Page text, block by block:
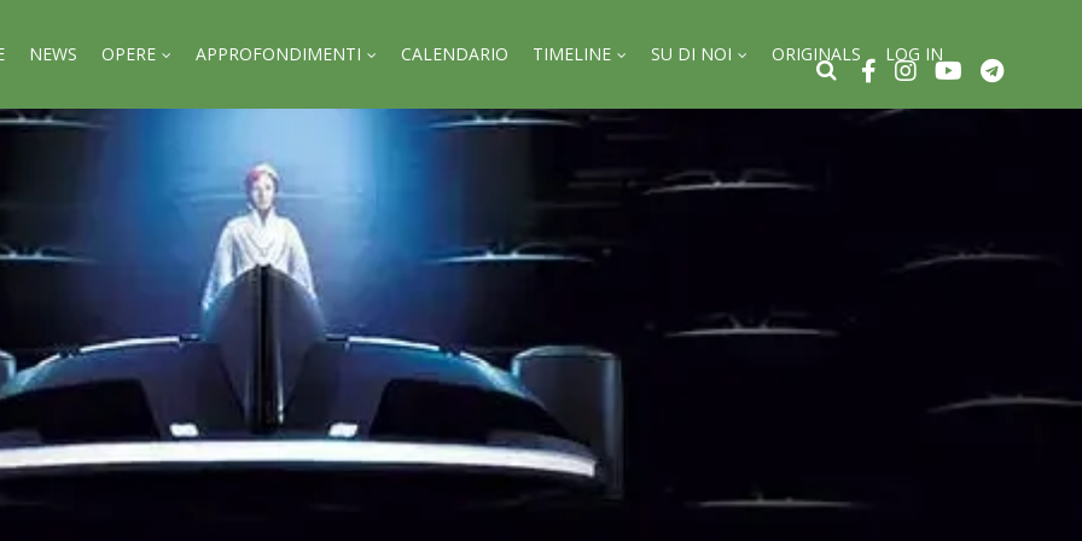
NEWS OPERE APPROFONDIMENTI CALENDARIO TIMELINE SU DI NOI ORIGINALS LOG IN